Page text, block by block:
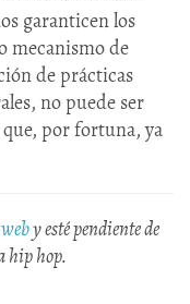
garanticen los
mecanismo de
de prácticas
no puede ser
por fortuna, ya
y esté pendiente de
hip hop.